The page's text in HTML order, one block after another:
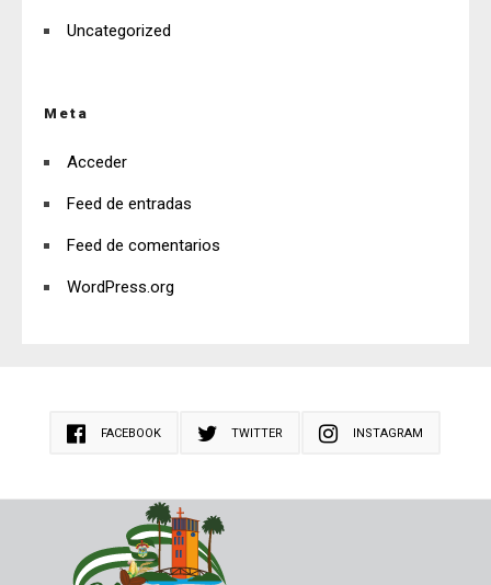
Uncategorized
Meta
Acceder
Feed de entradas
Feed de comentarios
WordPress.org
FACEBOOK TWITTER INSTAGRAM